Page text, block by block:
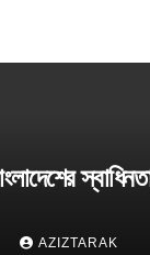
AZIZTARAK